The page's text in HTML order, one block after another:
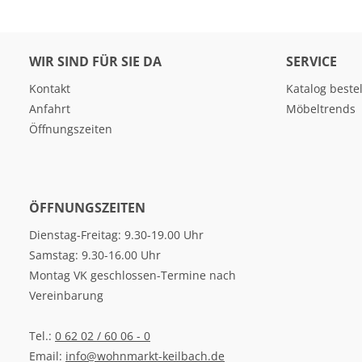
WIR SIND FÜR SIE DA
Kontakt
Anfahrt
Öffnungszeiten
SERVICE
Katalog
Möbeltrends
ÖFFNUNGSZEITEN
Dienstag-Freitag: 9.30-19.00 Uhr
Samstag: 9.30-16.00 Uhr
Montag VK geschlossen-Termine nach
Vereinbarung
Tel.: 0 62 02 / 60 06 - 0
Email: info@wohnmarkt-keilbach.de